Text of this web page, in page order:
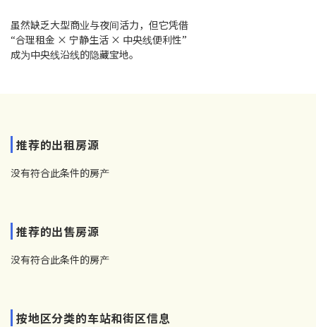
虽然缺乏大型商业与夜间活力，但它凭借
“合理租金 × 宁静生活 × 中央线便利性”
成为中央线沿线的隐藏宝地。
推荐的出租房源
没有符合此条件的房产
推荐的出售房源
没有符合此条件的房产
按地区分类的车站和街区信息